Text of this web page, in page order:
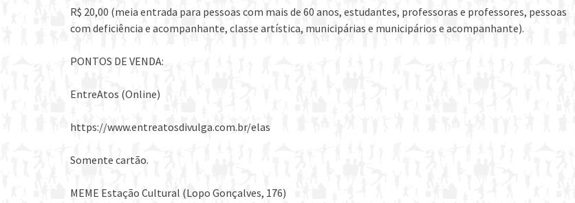
R$ 20,00 (meia entrada para pessoas com mais de 60 anos, estudantes, professoras e professores, pessoas
com deficiência e acompanhante, classe artística, municipárias e municipários e acompanhante).
PONTOS DE VENDA:
EntreAtos (Online)
https://www.entreatosdivulga.com.br/elas
Somente cartão.
MEME Estação Cultural (Lopo Gonçalves, 176)